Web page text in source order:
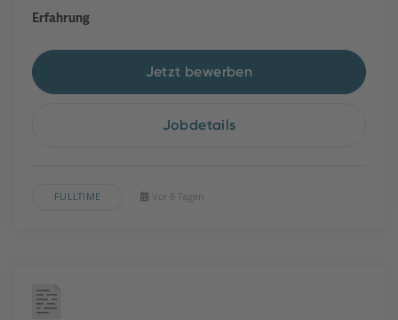
Erfahrung
Jetzt bewerben
Jobdetails
FULLTIME Vor 6 Tagen